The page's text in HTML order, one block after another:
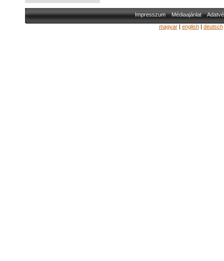
Impresszum Médiaajánlat
magyar| english| deutsch